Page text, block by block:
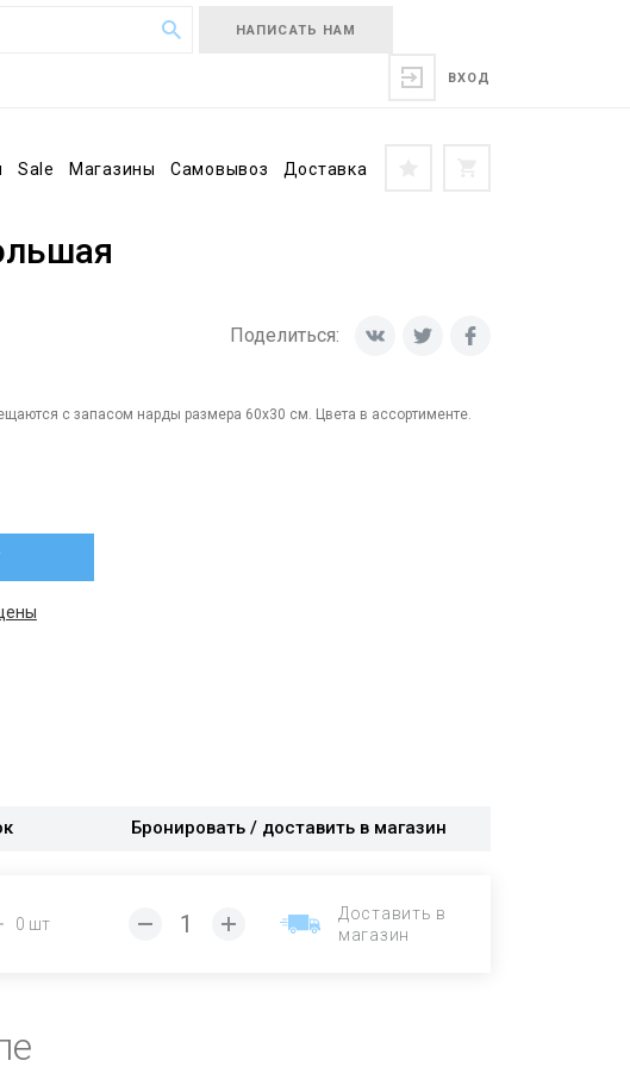
НАПИСАТЬ НАМ
ВХОД
Sale Магазины Самовывоз Доставка
Поделиться:
с запасом нарды размера 60х30 см. Цвета в ассортименте.
Бронировать / доставить в магазин
0 шт
Доставить в
магазин